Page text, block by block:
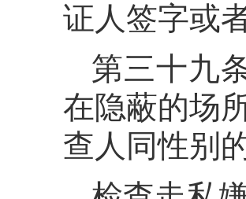
证人签字或
第三十九
在隐蔽的场
查人同性别